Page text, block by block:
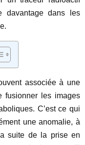
davantage dans les
associée à une
fusionner les images
C’est ce qui
une anomalie, à
suite de la prise en